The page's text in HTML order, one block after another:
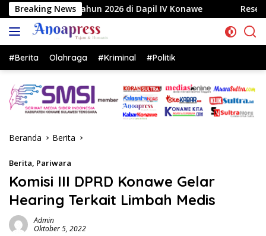
Langsung
ke
konten
Breaking News
di Dapil IV Konawe Reses di Labela, Anggota
#Berita Olahraga #Kriminal #Politik
Beranda Berita
Berita, Pariwara
Komisi III DPRD Konawe Gelar
Hearing Terkait Limbah Medis
Admin
Oktober 5, 2022